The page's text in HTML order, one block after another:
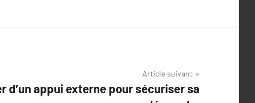
Article suivant
d’un appui externe pour sécuriser sa